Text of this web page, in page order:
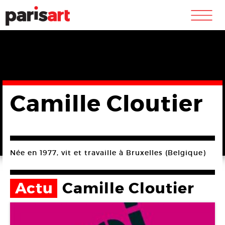
m
Camille Cloutier
Née en 1977, vit et travaille à Bruxelles (Belgique)
Actu Camille Cloutier